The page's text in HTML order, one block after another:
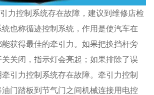
力控制系统存在故障，建议到维修店检
也称循迹控制系统，作用是使汽车在
获得最佳的牵引力。如果把换挡杆旁
关闭，指示灯会亮起；如果排除了误
引力控制系统存在故障。牵引力控制
门踏板到节气门之间机械连接用电控